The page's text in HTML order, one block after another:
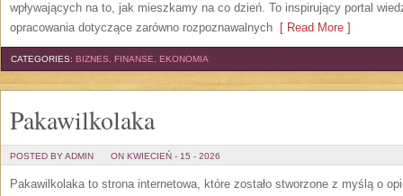
wpływających na to, jak mieszkamy na co dzień. To inspirujący portal
opracowania dotyczące zarówno rozpoznawalnych [ Read More ]
CATEGORIES: BIZNES, FINANSE, EKONOMIA
Pakawilkolaka
POSTED BY ADMIN ON KWIECIEŃ - 15 - 2026
Pakawilkolaka to strona internetowa, które zostało stworzone z myślą o